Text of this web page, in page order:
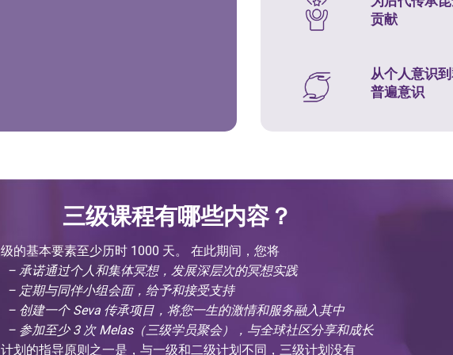
贡献
从个人意识
普遍意识
三级课程有哪些内容？
的基本要素至少历时 1000 天。 在此期间，您将
– 承诺通过个人和集体冥想，发展深层次的冥想实践
– 定期与同伴小组会面，给予和接受支持
– 创建一个 Seva 传承项目，将您一生的激情和服务融入其中
– 参加至少 3 次 Melas（三级学员聚会），与全球社区分享和成长
划的指导原则之一是，与一级和二级计划不同，三级计划没有